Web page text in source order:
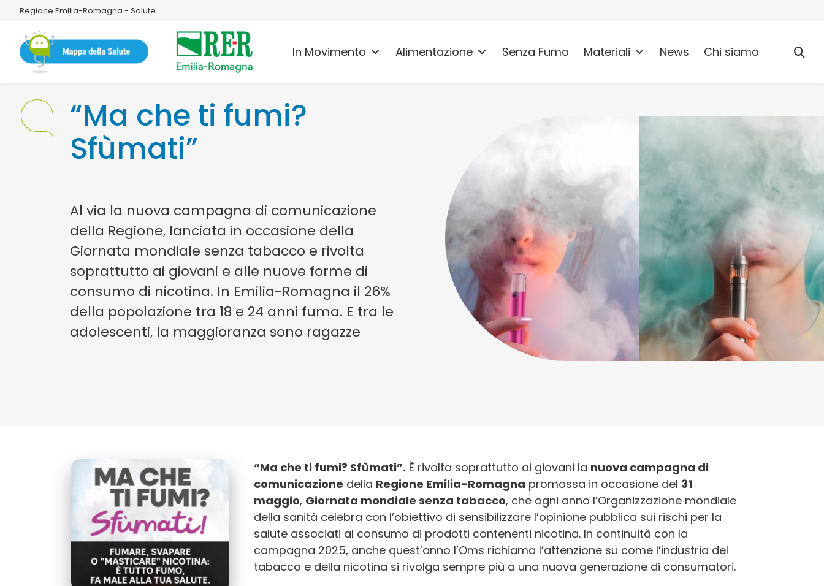
Regione Emilia-Romagna - Salute
In Movimento Alimentazione Senza Fumo Materiali News Chi siamo
“Ma che ti fumi?
Sfùmati”
Al via la nuova campagna di comunicazione
della Regione, lanciata in occasione della
Giornata mondiale senza tabacco e rivolta
soprattutto ai giovani e alle nuove forme di
consumo di nicotina. In Emilia-Romagna il 26%
della popolazione tra 18 e 24 anni fuma. E tra le
adolescenti, la maggioranza sono ragazze
“Ma che ti fumi? Sfùmati”. È rivolta soprattutto ai giovani la nuova campagna di
comunicazione della Regione Emilia-Romagna promossa in occasione del 31
maggio, Giornata mondiale senza tabacco, che ogni anno l’Organizzazione mondiale
della sanità celebra con l’obiettivo di sensibilizzare l’opinione pubblica sui rischi per la
salute associati al consumo di prodotti contenenti nicotina. In continuità con la
campagna 2025, anche quest’anno l’Oms richiama l’attenzione su come l’industria del
tabacco e della nicotina si rivolga sempre più a una nuova generazione di consumatori.